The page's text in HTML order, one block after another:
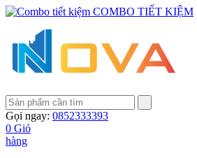
COMBO TIẾT KIỆM
Gọi ngay: 0852333393
0 Giỏ
hàng